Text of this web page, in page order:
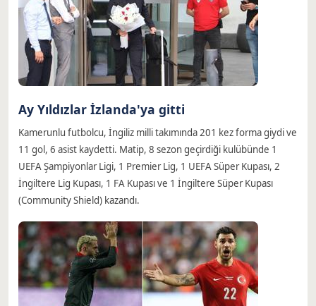
Ay Yıldızlar İzlanda'ya gitti
Kamerunlu futbolcu, İngiliz milli takımında 201 kez forma giydi ve
11 gol, 6 asist kaydetti. Matip, 8 sezon geçirdiği kulübünde 1
UEFA Şampiyonlar Ligi, 1 Premier Lig, 1 UEFA Süper Kupası, 2
İngiltere Lig Kupası, 1 FA Kupası ve 1 İngiltere Süper Kupası
(Community Shield) kazandı.